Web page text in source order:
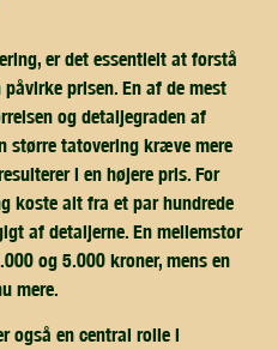
er det essentielt at forstå
prisen. En af de mest
og detaljegraden af
større tatovering kræve mere
i en højere pris. For
koste alt fra et par hundrede
af detaljerne. En mellemstor
og 5.000 kroner, mens en
mere.
også en central rolle i